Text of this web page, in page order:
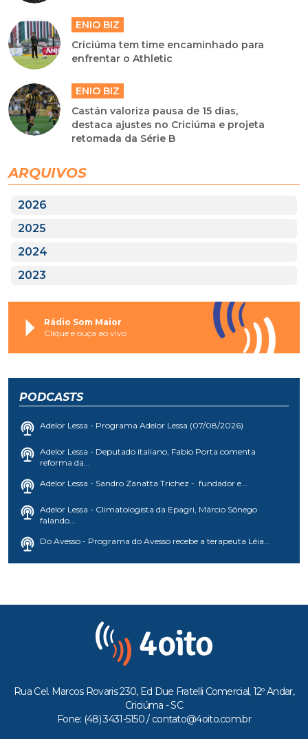
ENIO BIZ
Criciúma tem time encaminhado para
enfrentar o Athletic
ENIO BIZ
Castán valoriza pausa de 15 dias,
destaca ajustes no Criciúma e projeta
retomada da Série B
ARQUIVOS
2026
2025
2024
2023
Rádio Som Maior
Clique e ouça ao vivo
PODCASTS
Adelor Lessa - Programa Adelor Lessa (07/08/2026)
Adelor Lessa - Deputado italiano, Fabio Porta comenta
reforma da...
Adelor Lessa - Sandro Zanatta Trichez - fundador e...
Adelor Lessa - Climatologista da Epagri, Márcio Sônego
falando...
Do Avesso - Programa do Avesso recebe a terapeuta Léia...
Rua Cel. Marcos Rovaris 230, Ed Due Fratelli Comercial, 12º Andar,
Criciúma - SC
Fone: (48) 3431-5150 / contato@4oito.com.br